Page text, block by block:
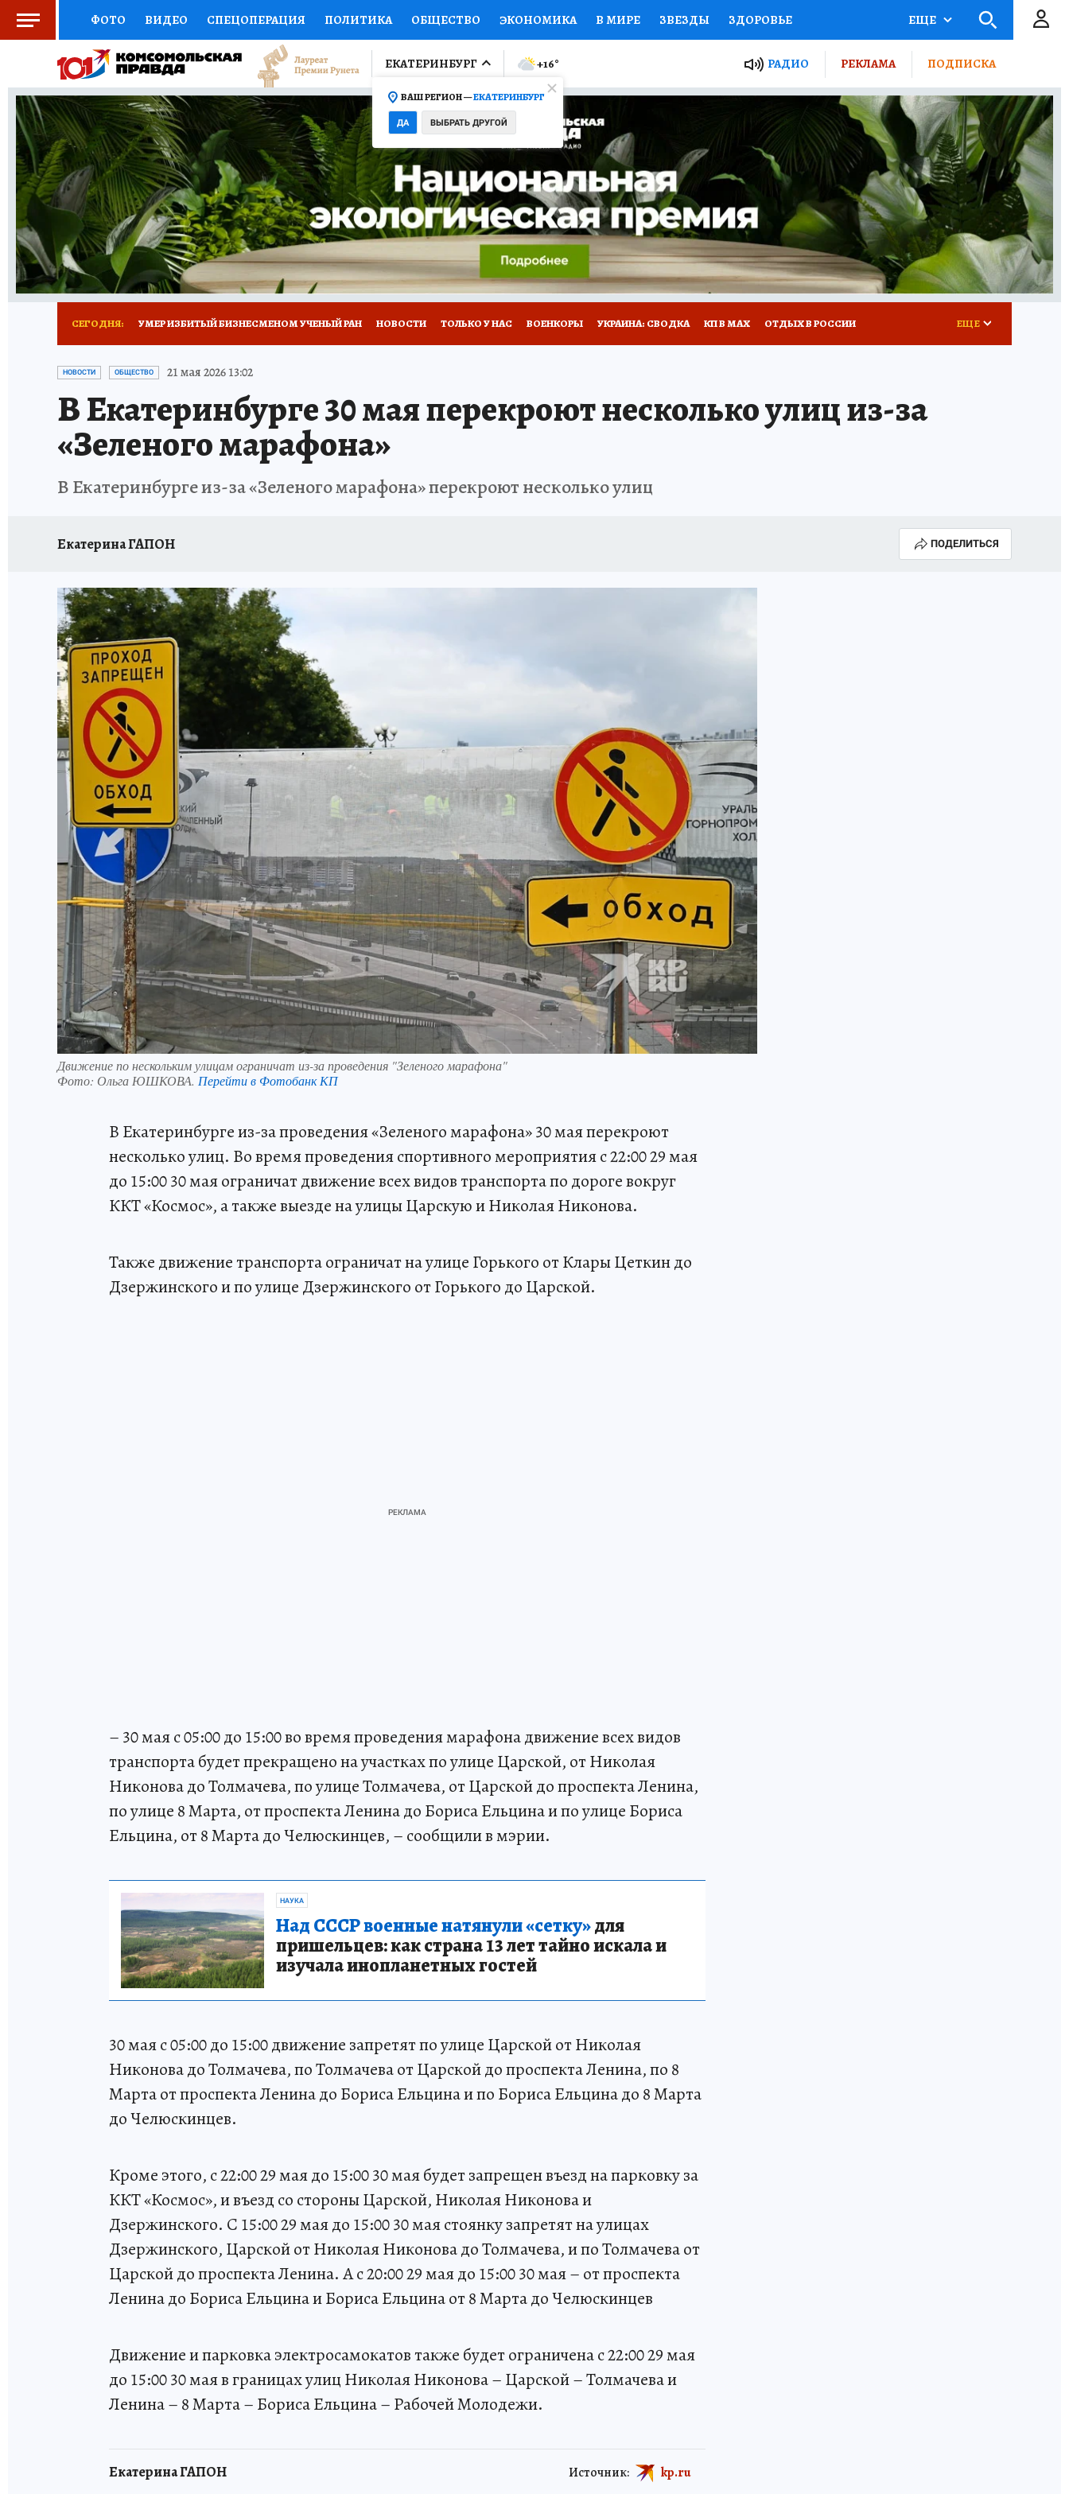
ФОТО ВИДЕО СПЕЦОПЕРАЦИЯ ПОЛИТИКА ОБЩЕСТВО ЭКОНОМИКА В МИРЕ ЗВЕЗДЫ ЗДОРОВЬЕ
СОЦПОДДЕРЖКА НАУКА СПОРТ КОЛУМНИСТЫ ПРОИСШЕСТВИЯ НАЦИОНАЛЬНЫЕ ПРОЕКТЫ РОССИИ
ВЫБОР ЭКСПЕРТОВ ДОКТОР ФИНАНСЫ ОТКРЫВАЕМ МИР Я ЗНАЮ СЕМЬЯ ЖЕНСКИЕ СЕКРЕТЫ ПУТЕВОДИТЕЛЬ
КНИЖНАЯ ПОЛКА ПРОГНОЗЫ НА СПОРТ ПРОМОКОДЫ СЕРИАЛЫ СПЕЦПРОЕКТЫ ДЕФИЦИТ ЖЕЛЕЗА ТУРИЗМ
ПРЕСС-ЦЕНТР НЕДВИЖИМОСТЬ ТЕЛЕВИЗОР КОЛЛЕКЦИИ КОНКУРСЫ РАБОТА У НАС ГИД ПОТРЕБИТЕЛЯ ВСЕ О КП
РАДИО КП ТЕСТЫ НОВОЕ НА САЙТЕ
ЕЩЕ
ЕКАТЕРИНБУРГ
ВАШ РЕГИОН —ЕКАТЕРИНБУРГ
ДА ВЫБРАТЬ ДРУГОЙ
+16° РАДИО РЕКЛАМА ПОДПИСКА
СЕГОДНЯ: УМЕР ИЗБИТЫЙ БИЗНЕСМЕНОМ УЧЕНЫЙ РАН НОВОСТИ ТОЛЬКО У НАС ВОЕНКОРЫ УКРАИНА: СВОДКА КП В МАХ ОТДЫХ В РОССИИ
ЗАПОВЕДНАЯ РОССИЯ
ЕЩЕ
НОВОСТИ ОБЩЕСТВО 21 мая 2026 13:02
В Екатеринбурге 30 мая перекроют несколько улиц из-за
«Зеленого марафона»
В Екатеринбурге из-за «Зеленого марафона» перекроют несколько улиц
Екатерина ГАПОН ПОДЕЛИТЬСЯ
Движение по нескольким улицам ограничат из-за проведения "Зеленого марафона"
Фото: Ольга ЮШКОВА. Перейти в Фотобанк КП
В Екатеринбурге из-за проведения «Зеленого марафона» 30 мая перекроют
несколько улиц. Во время проведения спортивного мероприятия с 22:00 29 мая
до 15:00 30 мая ограничат движение всех видов транспорта по дороге вокруг
ККТ «Космос», а также выезде на улицы Царскую и Николая Никонова.
Также движение транспорта ограничат на улице Горького от Клары Цеткин до
Дзержинского и по улице Дзержинского от Горького до Царской.
– 30 мая с 05:00 до 15:00 во время проведения марафона движение всех видов
транспорта будет прекращено на участках по улице Царской, от Николая
Никонова до Толмачева, по улице Толмачева, от Царской до проспекта Ленина,
по улице 8 Марта, от проспекта Ленина до Бориса Ельцина и по улице Бориса
Ельцина, от 8 Марта до Челюскинцев, – сообщили в мэрии.
НАУКА
Над СССР военные натянули «сетку»для
пришельцев: как страна 13 лет тайно искала и
изучала инопланетных гостей
30 мая с 05:00 до 15:00 движение запретят по улице Царской от Николая
Никонова до Толмачева, по Толмачева от Царской до проспекта Ленина, по 8
Марта от проспекта Ленина до Бориса Ельцина и по Бориса Ельцина до 8 Марта
до Челюскинцев.
Кроме этого, с 22:00 29 мая до 15:00 30 мая будет запрещен въезд на парковку за
ККТ «Космос», и въезд со стороны Царской, Николая Никонова и
Дзержинского. С 15:00 29 мая до 15:00 30 мая стоянку запретят на улицах
Дзержинского, Царской от Николая Никонова до Толмачева, и по Толмачева от
Царской до проспекта Ленина. А с 20:00 29 мая до 15:00 30 мая – от проспекта
Ленина до Бориса Ельцина и Бориса Ельцина от 8 Марта до Челюскинцев
Движение и парковка электросамокатов также будет ограничена с 22:00 29 мая
до 15:00 30 мая в границах улиц Николая Никонова – Царской – Толмачева и
Ленина – 8 Марта – Бориса Ельцина – Рабочей Молодежи.
Екатерина ГАПОН Источник: kp.ru